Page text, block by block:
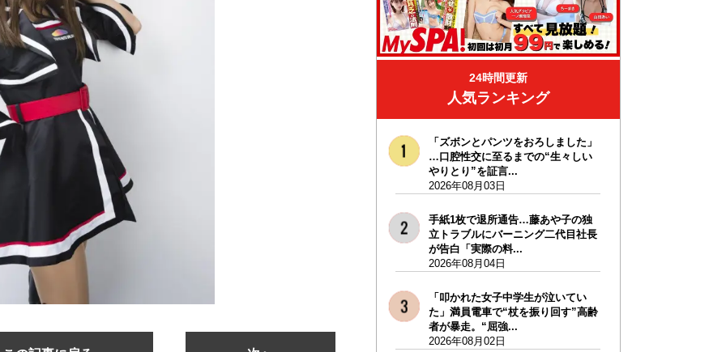
24時間更新
人気ランキング
「ズボンとパンツをおろしました」
…口腔性交に至るまでの“生々しい
やりとり”を証言...
2026年08月03日
手紙1枚で退所通告…藤あや子の独
立トラブルにバーニング二代目社長
が告白「実際の料...
2026年08月04日
「叩かれた女子中学生が泣いてい
た」満員電車で“杖を振り回す”高齢
者が暴走。“屈強...
2026年08月02日